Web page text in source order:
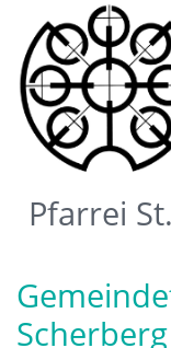
Pfarrei
Scherberg